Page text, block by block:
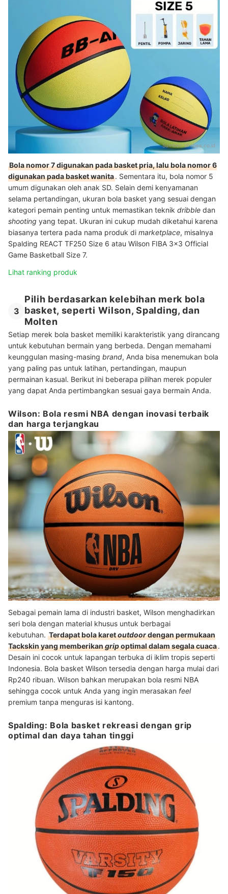
Sumber:shopee.co.id
Bola nomor 7 digunakan pada basket pria, lalu bola nomor 6
digunakan pada basket wanita. Sementara itu, bola nomor 5
umum digunakan oleh anak SD. Selain demi kenyamanan
selama pertandingan, ukuran bola basket yang sesuai dengan
kategori pemain penting untuk memastikan teknik dribble dan
shooting yang tepat. Ukuran ini cukup mudah diketahui karena
biasanya tertera pada nama produk di marketplace, misalnya
Spalding REACT TF250 Size 6 atau Wilson FIBA 3x3 Official
Game Basketball Size 7.
Lihat ranking produk
3
Pilih berdasarkan kelebihan merk bola
basket, seperti Wilson, Spalding, dan
Molten
Setiap merek bola basket memiliki karakteristik yang dirancang
untuk kebutuhan bermain yang berbeda. Dengan memahami
keunggulan masing-masing brand, Anda bisa menemukan bola
yang paling pas untuk latihan, pertandingan, maupun
permainan kasual. Berikut ini beberapa pilihan merek populer
yang dapat Anda pertimbangkan sesuai gaya bermain Anda.
Wilson: Bola resmi NBA dengan inovasi terbaik
dan harga terjangkau
Sumber:shopee.co.id
Sebagai pemain lama di industri basket, Wilson menghadirkan
seri bola dengan material khusus untuk berbagai
kebutuhan. Terdapat bola karetoutdoordengan permukaan
Tackskin yang memberikangripoptimal dalam segala cuaca.
Desain ini cocok untuk lapangan terbuka di iklim tropis seperti
Indonesia. Bola basket Wilson tersedia dengan harga mulai dari
Rp240 ribuan. Wilson bahkan merupakan bola resmi NBA
sehingga cocok untuk Anda yang ingin merasakan feel
premium tanpa menguras isi kantong.
Spalding: Bola basket rekreasi dengan grip
optimal dan daya tahan tinggi